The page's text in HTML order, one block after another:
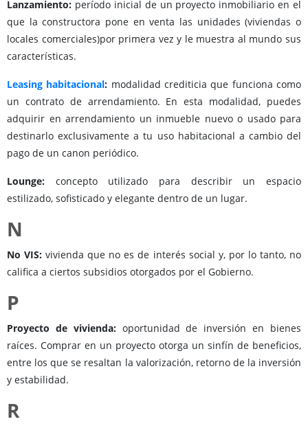
Lanzamiento: período inicial de un proyecto inmobiliario en el
que la constructora pone en venta las unidades (viviendas o
locales comerciales)por primera vez y le muestra al mundo sus
características.
Leasing habitacional: modalidad crediticia que funciona como
un contrato de arrendamiento. En esta modalidad, puedes
adquirir en arrendamiento un inmueble nuevo o usado para
destinarlo exclusivamente a tu uso habitacional a cambio del
pago de un canon periódico.
Lounge: concepto utilizado para describir un espacio
estilizado, sofisticado y elegante dentro de un lugar.
N
No VIS: vivienda que no es de interés social y, por lo tanto, no
califica a ciertos subsidios otorgados por el Gobierno.
P
Proyecto de vivienda: oportunidad de inversión en bienes
raíces. Comprar en un proyecto otorga un sinfín de beneficios,
entre los que se resaltan la valorización, retorno de la inversión
y estabilidad.
R